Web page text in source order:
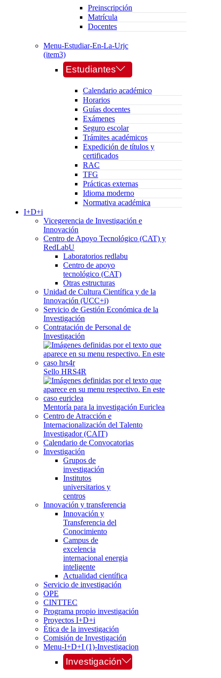
Preinscripción
Matrícula
Docentes
Menu-Estudiar-En-La-Urjc
(item3)
Estudiantes
Calendario académico
Horarios
Guías docentes
Exámenes
Seguro escolar
Trámites académicos
Expedición de títulos y
certificados
RAC
TFG
Prácticas externas
Idioma moderno
Normativa académica
I+D+i
Vicegerencia de Investigación e
Innovación
Centro de Apoyo Tecnológico (CAT) y
RedLabU
Laboratorios redlabu
Centro de apoyo
tecnológico (CAT)
Otras estructuras
Unidad de Cultura Científica y de la
Innovación (UCC+i)
Servicio de Gestión Económica de la
Investigación
Contratación de Personal de
Investigación
Sello HRS4R
Mentoría para la investigación Euriclea
Centro de Atracción e
Internacionalización del Talento
Investigador (CAIT)
Calendario de Convocatorias
Investigación
Grupos de
investigación
Institutos
universitarios y
centros
Innovación y transferencia
Innovación y
Transferencia del
Conocimiento
Campus de
excelencia
internacional energia
inteligente
Actualidad científica
Servicio de investigación
OPE
CINTTEC
Programa propio investigación
Proyectos I+D+i
Ética de la investigación
Comisión de Investigación
Menu-I+D+I (1)-Investigacion
Investigación